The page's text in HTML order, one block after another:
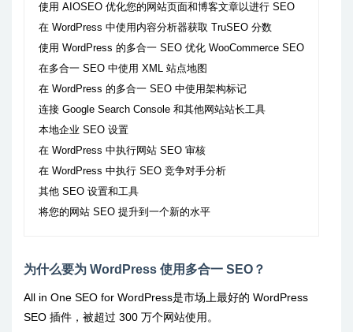
使用 AIOSEO 优化您的网站页面和博客文章以进行 SEO
在 WordPress 中使用内容分析器获取 TruSEO 分数
使用 WordPress 的多合一 SEO 优化 WooCommerce SEO
在多合一 SEO 中使用 XML 站点地图
在 WordPress 的多合一 SEO 中使用架构标记
连接 Google Search Console 和其他网站站长工具
本地企业 SEO 设置
在 WordPress 中执行网站 SEO 审核
在 WordPress 中执行 SEO 竞争对手分析
其他 SEO 设置和工具
将您的网站 SEO 提升到一个新的水平
为什么要为 WordPress 使用多合一 SEO？
All in One SEO for WordPress是市场上最好的 WordPress
SEO 插件，被超过 300 万个网站使用。